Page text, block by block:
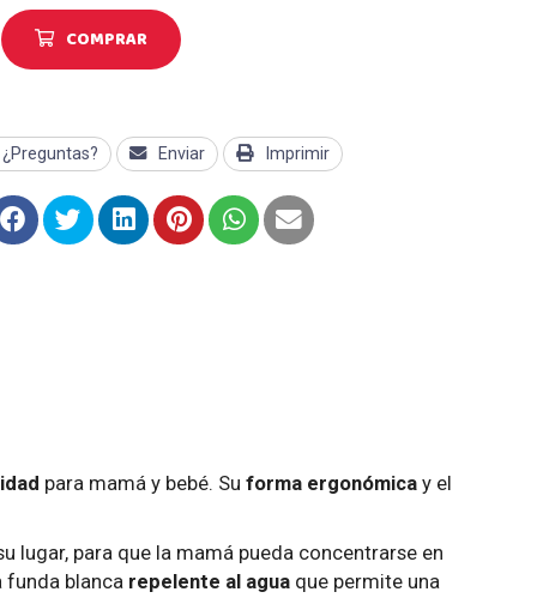
COMPRAR
¿Preguntas? Enviar Imprimir
para mamá y bebé. Su forma ergonómica y el
lugar, para que la mamá pueda concentrarse en
funda blanca repelente al agua que permite una